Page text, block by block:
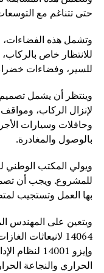
حتى تتناغم مع
وتشمل هذه
للانتظار خاص
للسير، وفضاءات
وينتظر أن يشمل
لإنزال الركاب،
وحافلات وسيارات
بالوصول والمغادرة.
ويولي المكتب الوطني
للمشروع. ويجب أن تصمم
بها العمل وتستجيب
ويتعين على المهندس
وإيزو 14001
الحراري والنجاعة